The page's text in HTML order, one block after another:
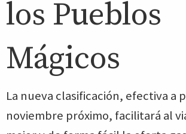
los Pueblos
Mágicos
La nueva clasificación, efectiva a
noviembre próximo, facilitará al